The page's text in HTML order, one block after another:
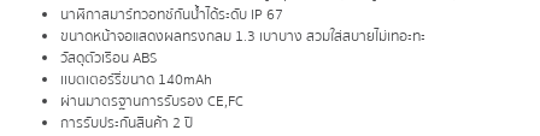
นาฬิกาสมาร์ทวอทช์กันน้ำได้ระดับ IP 67
ขนาดหน้าจอแสดงผลทรงกลม 1.3 เบาบาง สวมใส่สบายไม่เทอะทะ
วัสดุตัวเรือน ABS
เเบตเตอร์รี่ขนาด 140mAh
ผ่านมาตรฐานการรับรอง CE,FC
การรับประกันสินค้า 2 ปี